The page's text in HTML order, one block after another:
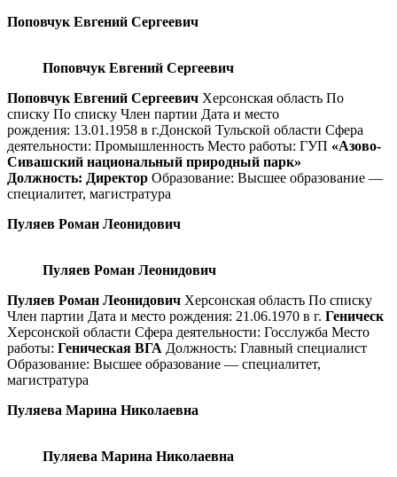
Поповчук Евгений Сергеевич
Поповчук Евгений Сергеевич
Поповчук Евгений Сергеевич Херсонская область По
списку По списку Член партии Дата и место
рождения: 13.01.1958 в г.Донской Тульской области Сфера
деятельности: Промышленность Место работы: ГУП «Азово-
Сивашский национальный природный парк»
Должность: Директор Образование: Высшее образование —
специалитет, магистратура
Пуляев Роман Леонидович
Пуляев Роман Леонидович
Пуляев Роман Леонидович Херсонская область По списку
Член партии Дата и место рождения: 21.06.1970 в г. Геническ
Херсонской области Сфера деятельности: Госслужба Место
работы: Геническая ВГА Должность: Главный специалист
Образование: Высшее образование — специалитет,
магистратура
Пуляева Марина Николаевна
Пуляева Марина Николаевна